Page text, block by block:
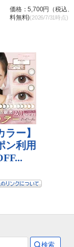
価格：5,700円（税込
料無料)(2026/7/31時点)